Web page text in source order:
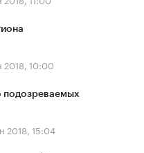
2018, 10:00
подозреваемых
2018, 15:04